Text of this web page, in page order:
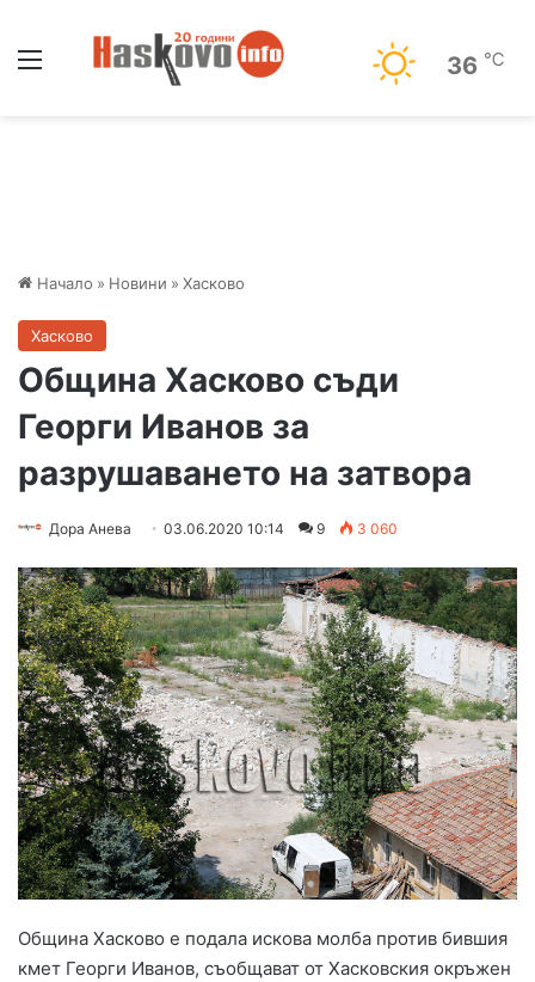
36 ℃
Начало » Новини » Хасково
Хасково
Община Хасково съди
Георги Иванов за
разрушаването на затвора
Дора Анева 03.06.2020 10:14 9 3 060
Община Хасково е подала искова молба против бившия
кмет Георги Иванов, съобщават от Хасковския окръжен